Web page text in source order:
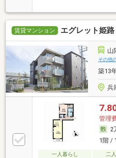
賃貸マンション エグレット姫路
山
その他
築13
兵
管理
2
1階 /
一人暮らし 二